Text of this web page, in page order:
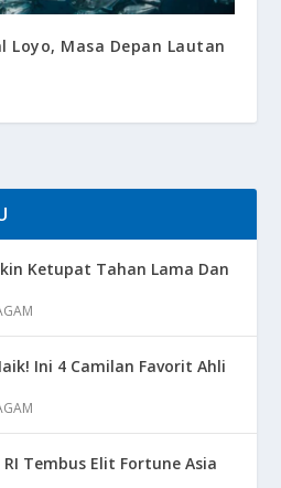
Loyo, Masa Depan Lautan
Ketupat Tahan Lama Dan
Ini 4 Camilan Favorit Ahli
RI Tembus Elit Fortune Asia